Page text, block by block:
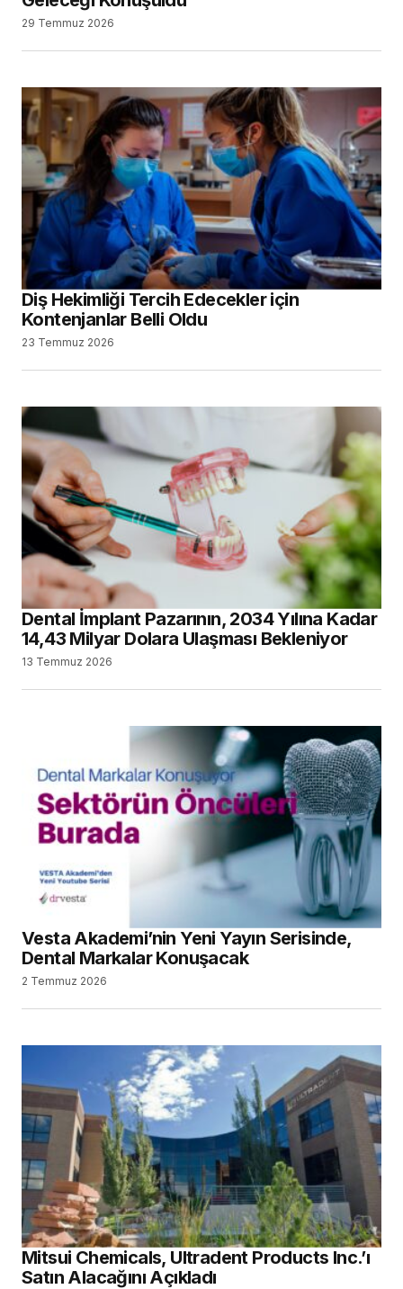
29 Temmuz 2026
Diş Hekimliği Tercih Edecekler için
Kontenjanlar Belli Oldu
23 Temmuz 2026
Dental İmplant Pazarının, 2034 Yılına Kadar
14,43 Milyar Dolara Ulaşması Bekleniyor
13 Temmuz 2026
Vesta Akademi’nin Yeni Yayın Serisinde,
Dental Markalar Konuşacak
2 Temmuz 2026
Mitsui Chemicals, Ultradent Products Inc.’ı
Satın Alacağını Açıkladı